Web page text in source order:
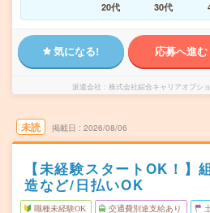
20代
30代
気になる! 応募へ進む
派遣会社 株式会社綜合キャリアオプシ
未読 掲載日 2026/08/06
【未経験スタートOK！】
造など/日払いOK
職種未経験OK 交通費別途支給あり